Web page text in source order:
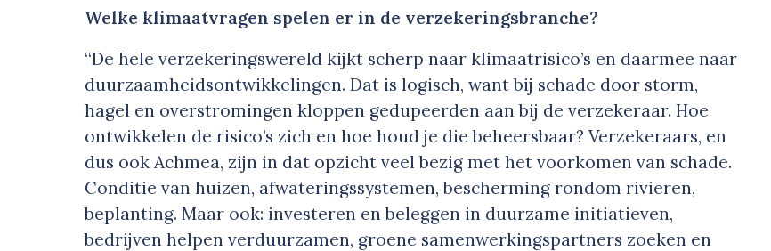
Welke klimaatvragen spelen er in de verzekeringsbranche?
“De hele verzekeringswereld kijkt scherp naar klimaatrisico’s en daarmee naar
duurzaamheidsontwikkelingen. Dat is logisch, want bij schade door storm,
hagel en overstromingen kloppen gedupeerden aan bij de verzekeraar. Hoe
ontwikkelen de risico’s zich en hoe houd je die beheersbaar? Verzekeraars, en
dus ook Achmea, zijn in dat opzicht veel bezig met het voorkomen van schade.
Conditie van huizen, afwateringssystemen, bescherming rondom rivieren,
beplanting. Maar ook: investeren en beleggen in duurzame initiatieven,
bedrijven helpen verduurzamen, groene samenwerkingspartners zoeken en